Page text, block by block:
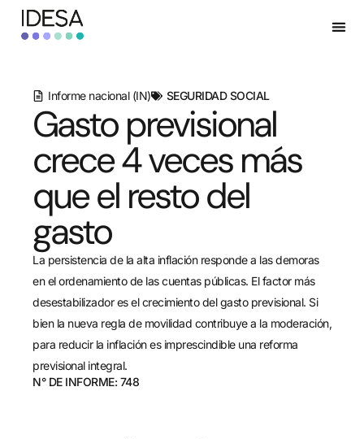
Informe nacional (IN) SEGURIDAD SOCIAL
Gasto previsional
crece 4 veces más
que el resto del
gasto
La persistencia de la alta inflación responde a las demoras
en el ordenamiento de las cuentas públicas. El factor más
desestabilizador es el crecimiento del gasto previsional. Si
bien la nueva regla de movilidad contribuye a la moderación,
para reducir la inflación es imprescindible una reforma
previsional integral.
N° DE INFORME: 748